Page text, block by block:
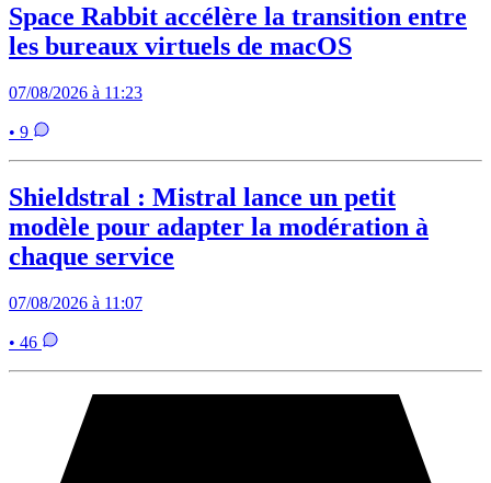
Space Rabbit accélère la transition entre
les bureaux virtuels de macOS
07/08/2026 à 11:23
• 9
Shieldstral : Mistral lance un petit
modèle pour adapter la modération à
chaque service
07/08/2026 à 11:07
• 46